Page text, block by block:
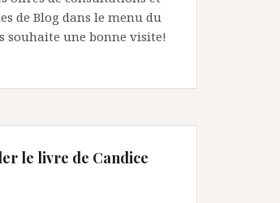
de Blog dans le menu du
souhaite une bonne visite!
le livre de Candice